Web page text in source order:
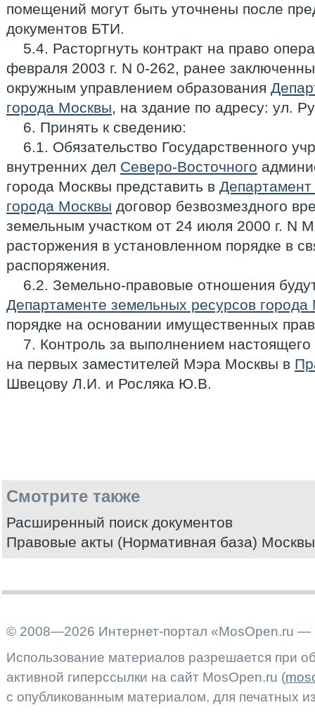
помещений могут быть уточнены после
документов БТИ.
5.4. Расторгнуть контракт на право
февраля 2003 г. N 0-262, ранее
окружным управлением образования
города Москвы, на здание по адресу: ул.
6. Принять к сведению:
6.1. Обязательство Государственного
внутренних дел Северо-Восточного
города Москвы представить в
города Москвы договор безвозмездного
земельным участком от 24 июля 2000 г. N
расторжения в установленном порядке в
распоряжения.
6.2. Земельно-правовые отношения
Департаменте земельных ресурсов
порядке на основании имущественных
7. Контроль за выполнением
на первых заместителей Мэра Москвы в
Швецову Л.И. и Росляка Ю.В.
Смотрите также
Расширенный поиск документов
Правовые акты (Нормативная база) Москвы
© 2008—2026 Интернет-портал «MosOpen.ru —
Использование материалов разрешается при
активной гиперссылки на сайт MosOpen.ru (
с опубликованным материалом, для печатных